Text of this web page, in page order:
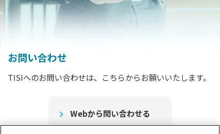
お問い合わせ
TISIへのお問い合わせは、こちらからお願いいたします。
Webから問い合わせる